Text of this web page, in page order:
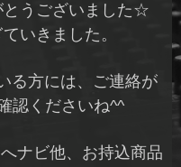
とうございました☆
いきました。
る方には、ご連絡が
認くださいね^^
ナビ他、お持込商品